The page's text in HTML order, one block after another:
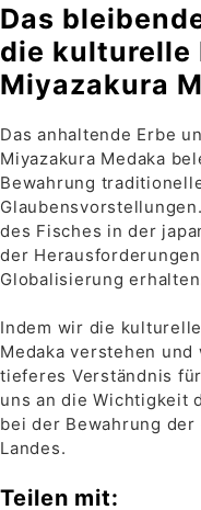
Das
die kulturelle
Miyazakura
Das anhaltende Erbe
Miyazakura Medaka
Bewahrung
des Fisches in der
der
Globalisierung
Indem wir die
Medaka verstehen
tieferes Verständnis
uns an die Wichtigkeit
bei der Bewahrung
Landes.
Teilen mit: